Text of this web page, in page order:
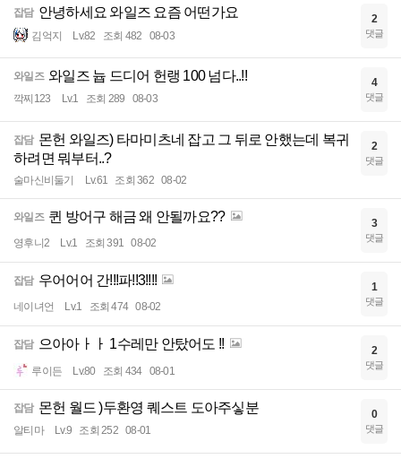
잡담 안녕하세요 와일즈 요즘 어떤가요
김억지 Lv.82 조회 482 08-03
2
댓글
와일즈 와일즈 늅 드디어 헌랭 100 넘다..!!
깍찌123 Lv.1 조회 289 08-03
4
댓글
잡담 몬헌 와일즈) 타마미츠네 잡고 그 뒤로 안했는데 복귀
하려면 뭐부터..?
술마신비둘기 Lv.61 조회 362 08-02
2
댓글
와일즈 퀸 방어구 해금 왜 안될까요??
영후니2 Lv.1 조회 391 08-02
3
댓글
잡담 우어어어 간!!!파!!3!!!!
네이녀언 Lv.1 조회 474 08-02
1
댓글
잡담 으아아ㅏㅏ 1수레만 안탔어도 !!
루이든 Lv.80 조회 434 08-01
2
댓글
잡담 몬헌 월드 )두환영 퀘스트 도아주싷분
알티마 Lv.9 조회 252 08-01
0
댓글